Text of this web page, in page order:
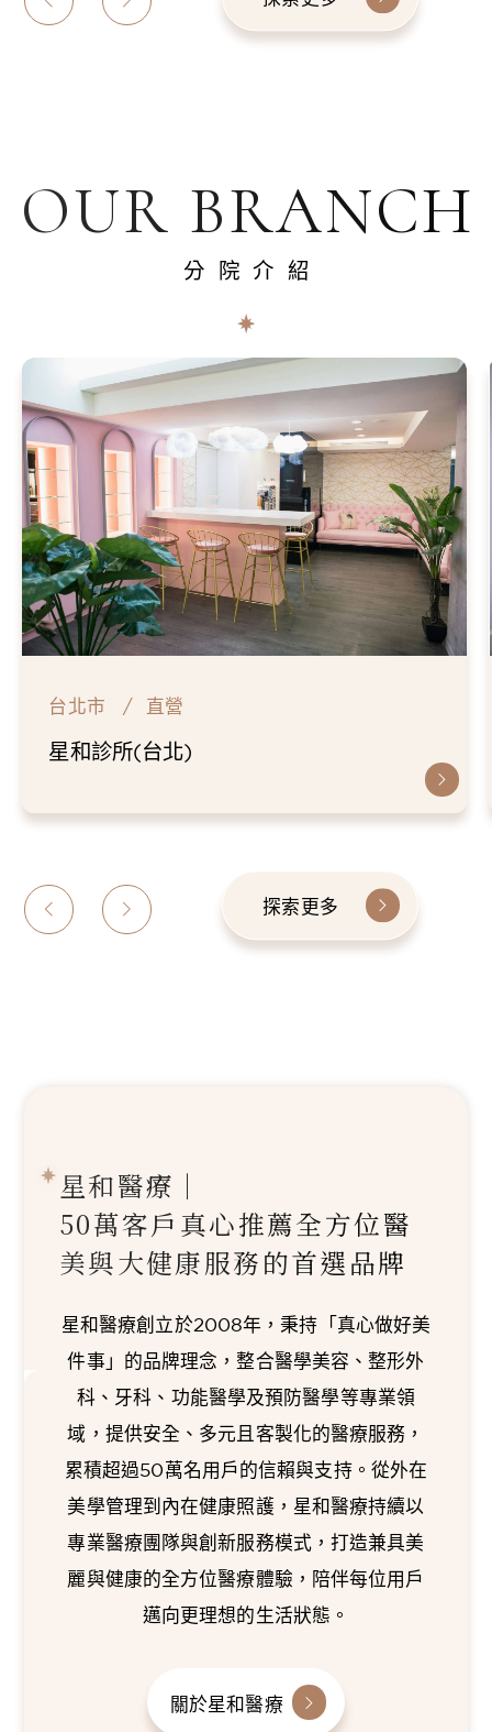
OUR BRANCH
分院介紹
台北市 直營
星和診所(台北)
探索更多
星和醫療｜
50萬客戶真心推薦全方位醫
美與大健康服務的首選品牌
星和醫療創立於2008年，秉持「真心做好美
件事」的品牌理念，整合醫學美容、整形外
科、牙科、功能醫學及預防醫學等專業領
域，提供安全、多元且客製化的醫療服務，
累積超過50萬名用戶的信賴與支持。從外在
美學管理到內在健康照護，星和醫療持續以
專業醫療團隊與創新服務模式，打造兼具美
麗與健康的全方位醫療體驗，陪伴每位用戶
邁向更理想的生活狀態。
關於星和醫療